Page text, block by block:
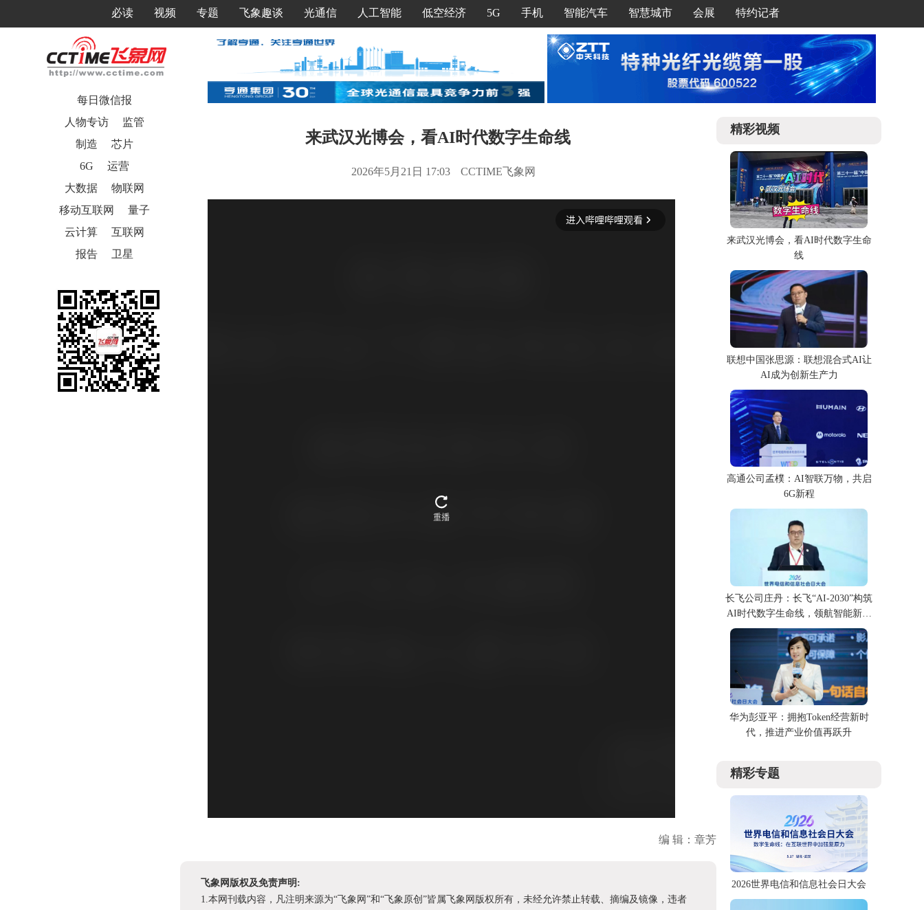
必读 视频 专题 飞象趣谈 光通信 人工智能 低空经济 5G 手机 智能汽车 智慧城市 会展 特约记者
每日微信报
人物专访
监管
制造
芯片
6G
运营
大数据
物联网
移动互联网
量子
云计算
互联网
报告
卫星
来武汉光博会，看AI时代数字生命线
2026年5月21日 17:03 CCTIME飞象网
编 辑：章芳
飞象网版权及免责声明:
1.本网刊载内容，凡注明来源为“飞象网”和“飞象原创”皆属飞象网版权所有，未经允许禁止转载、摘编及镜像，违者
精彩视频
来武汉光博会，看AI时代数字生命
线
联想中国张思源：联想混合式AI让
AI成为创新生产力
高通公司孟樸：AI智联万物，共启
6G新程
长飞公司庄丹：长飞“AI-2030”构筑
AI时代数字生命线，领航智能新时
代
华为彭亚平：拥抱Token经营新时
代，推进产业价值再跃升
精彩专题
2026世界电信和信息社会日大会